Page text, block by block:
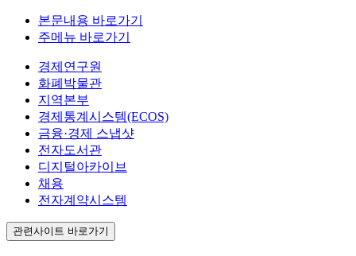
본문내용 바로가기
주메뉴 바로가기
경제연구원
화폐박물관
지역본부
경제통계시스템(ECOS)
금융·경제 스냅샷
전자도서관
디지털아카이브
채용
전자계약시스템
관련사이트 바로가기